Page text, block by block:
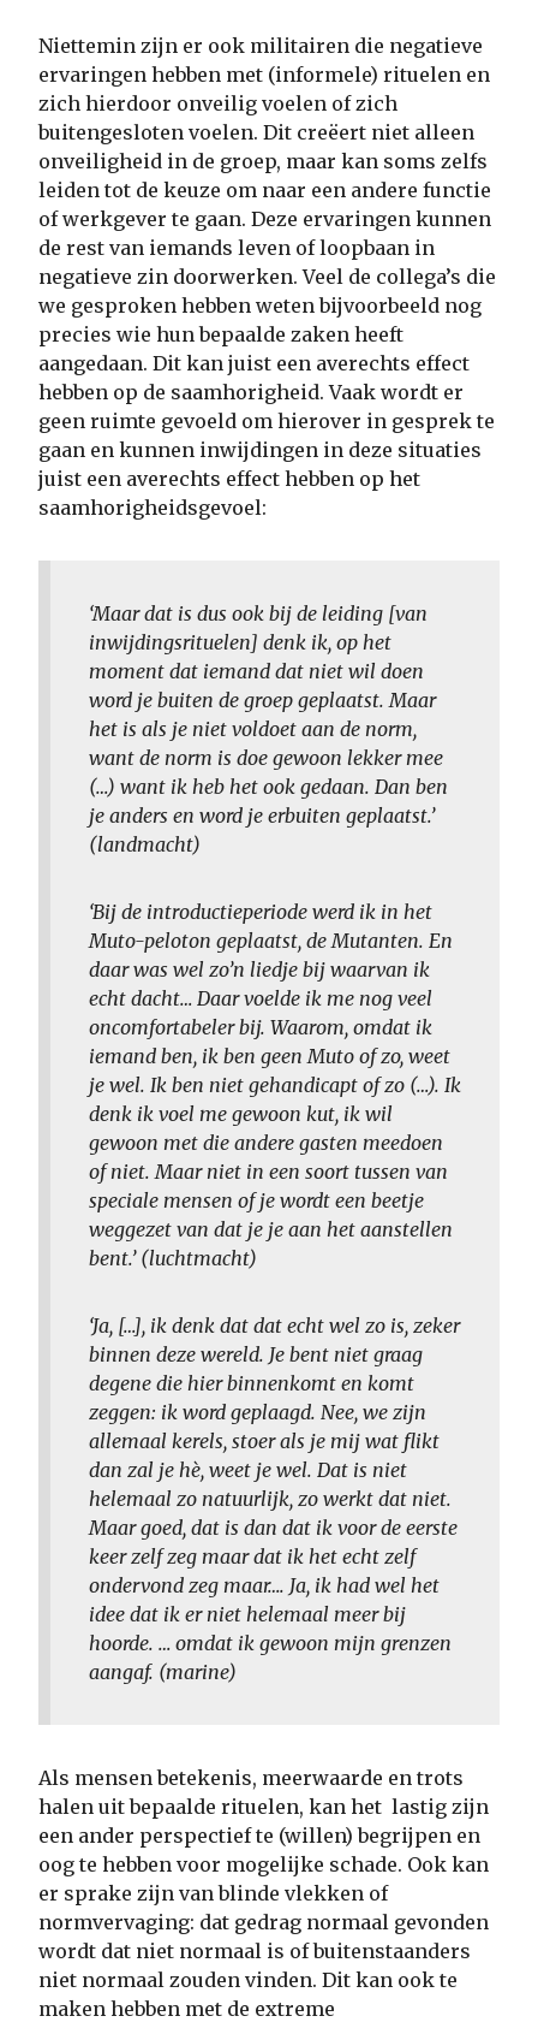
Niettemin zijn er ook militairen die negatieve
ervaringen hebben met (informele) rituelen en
zich hierdoor onveilig voelen of zich
buitengesloten voelen. Dit creëert niet alleen
onveiligheid in de groep, maar kan soms zelfs
leiden tot de keuze om naar een andere functie
of werkgever te gaan. Deze ervaringen kunnen
de rest van iemands leven of loopbaan in
negatieve zin doorwerken. Veel de collega’s die
we gesproken hebben weten bijvoorbeeld nog
precies wie hun bepaalde zaken heeft
aangedaan. Dit kan juist een averechts effect
hebben op de saamhorigheid. Vaak wordt er
geen ruimte gevoeld om hierover in gesprek te
gaan en kunnen inwijdingen in deze situaties
juist een averechts effect hebben op het
saamhorigheidsgevoel:
‘Maar dat is dus ook bij de leiding [van
inwijdingsrituelen] denk ik, op het
moment dat iemand dat niet wil doen
word je buiten de groep geplaatst. Maar
het is als je niet voldoet aan de norm,
want de norm is doe gewoon lekker mee
(…) want ik heb het ook gedaan. Dan ben
je anders en word je erbuiten geplaatst.’
(landmacht)
‘Bij de introductieperiode werd ik in het
Muto-peloton geplaatst, de Mutanten. En
daar was wel zo’n liedje bij waarvan ik
echt dacht… Daar voelde ik me nog veel
oncomfortabeler bij. Waarom, omdat ik
iemand ben, ik ben geen Muto of zo, weet
je wel. Ik ben niet gehandicapt of zo (…). Ik
denk ik voel me gewoon kut, ik wil
gewoon met die andere gasten meedoen
of niet. Maar niet in een soort tussen van
speciale mensen of je wordt een beetje
weggezet van dat je je aan het aanstellen
bent.’ (luchtmacht)
‘Ja, […], ik denk dat dat echt wel zo is, zeker
binnen deze wereld. Je bent niet graag
degene die hier binnenkomt en komt
zeggen: ik word geplaagd. Nee, we zijn
allemaal kerels, stoer als je mij wat flikt
dan zal je hè, weet je wel. Dat is niet
helemaal zo natuurlijk, zo werkt dat niet.
Maar goed, dat is dan dat ik voor de eerste
keer zelf zeg maar dat ik het echt zelf
ondervond zeg maar…. Ja, ik had wel het
idee dat ik er niet helemaal meer bij
hoorde. … omdat ik gewoon mijn grenzen
aangaf. (marine)
Als mensen betekenis, meerwaarde en trots
halen uit bepaalde rituelen, kan het lastig zijn
een ander perspectief te (willen) begrijpen en
oog te hebben voor mogelijke schade. Ook kan
er sprake zijn van blinde vlekken of
normvervaging: dat gedrag normaal gevonden
wordt dat niet normaal is of buitenstaanders
niet normaal zouden vinden. Dit kan ook te
maken hebben met de extreme